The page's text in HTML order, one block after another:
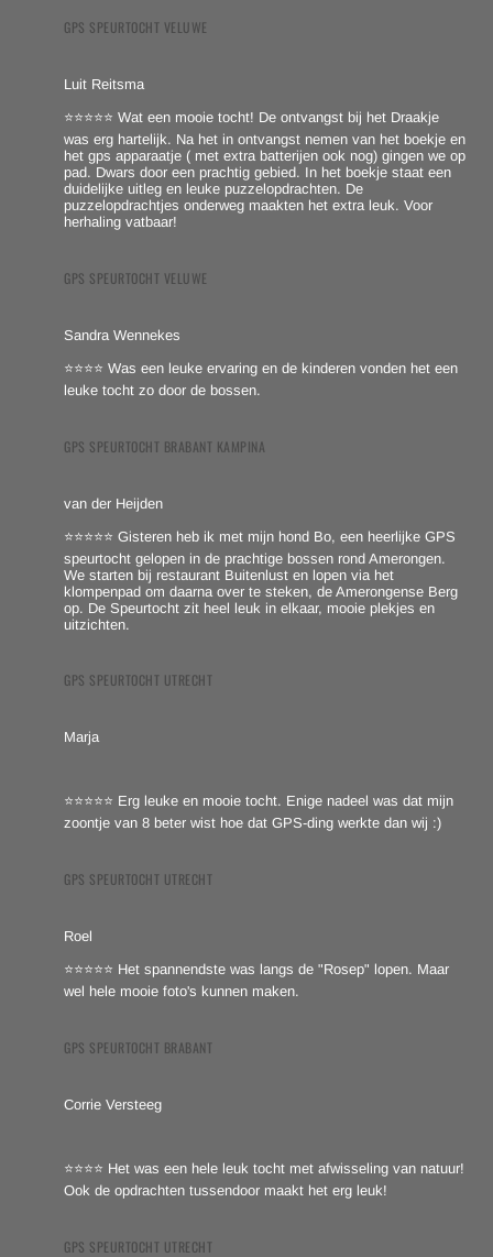
GPS SPEURTOCHT VELUWE
Luit Reitsma
⭐⭐⭐⭐⭐ Wat een mooie tocht! De ontvangst bij het Draakje
was erg hartelijk. Na het in ontvangst nemen van het boekje en
het gps apparaatje ( met extra batterijen ook nog) gingen we op
pad. Dwars door een prachtig gebied. In het boekje staat een
duidelijke uitleg en leuke puzzelopdrachten. De
puzzelopdrachtjes onderweg maakten het extra leuk. Voor
herhaling vatbaar!
GPS SPEURTOCHT VELUWE
Sandra Wennekes
⭐⭐⭐⭐ Was een leuke ervaring en de kinderen vonden het een
leuke tocht zo door de bossen.
GPS SPEURTOCHT BRABANT KAMPINA
van der Heijden
⭐⭐⭐⭐⭐ Gisteren heb ik met mijn hond Bo, een heerlijke GPS
speurtocht gelopen in de prachtige bossen rond Amerongen.
We starten bij restaurant Buitenlust en lopen via het
klompenpad om daarna over te steken, de Amerongense Berg
op. De Speurtocht zit heel leuk in elkaar, mooie plekjes en
uitzichten.
GPS SPEURTOCHT UTRECHT
Marja
⭐⭐⭐⭐⭐ Erg leuke en mooie tocht. Enige nadeel was dat mijn
zoontje van 8 beter wist hoe dat GPS-ding werkte dan wij :)
GPS SPEURTOCHT UTRECHT
Roel
⭐⭐⭐⭐⭐ Het spannendste was langs de "Rosep" lopen. Maar
wel hele mooie foto's kunnen maken.
GPS SPEURTOCHT BRABANT
Corrie Versteeg
⭐⭐⭐⭐ Het was een hele leuk tocht met afwisseling van natuur!
Ook de opdrachten tussendoor maakt het erg leuk!
GPS SPEURTOCHT UTRECHT